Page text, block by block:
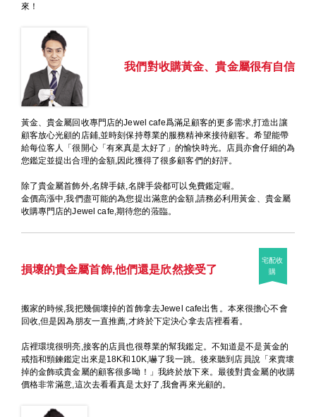
來！
我們對收購黃金、貴金屬很有自信
黃金、貴金屬回收專門店的Jewel cafe爲滿足顧客的更多需求,打造出讓
顧客放心光顧的店鋪,並時刻保持尊業的服務精神來接待顧客。希望能帶
給每位客人「很開心「有來真是太好了」的愉快時光。店員亦會仔細的為
您鑑定並提出合理的金額,因此獲得了很多顧客們的好評。
除了貴金屬首飾外,名牌手錶,名牌手袋都可以免費鑑定喔。
金價高漲中,我們盡可能的為您提出滿意的金額,請務必利用黃金、貴金屬
收購專門店的Jewel cafe,期待您的蒞臨。
損壞的貴金屬首飾,他們還是欣然接受了
宅配收
購
搬家的時候,我把幾個壞掉的首飾拿去Jewel cafe出售。本來很擔心不會
回收,但是因為朋友一直推薦,才終於下定決心拿去店裡看看。
店裡環境很明亮,接客的店員也很尊業的幫我鑑定。不知道是不是黃金的
戒指和頸鍊鑑定出來是18K和10K,嚇了我一跳。後來聽到店員說「來賣壞
掉的金飾或貴金屬的顧客很多呦！」我終於放下來。最後對貴金屬的收購
價格非常滿意,這次去看看真是太好了,我會再來光顧的。